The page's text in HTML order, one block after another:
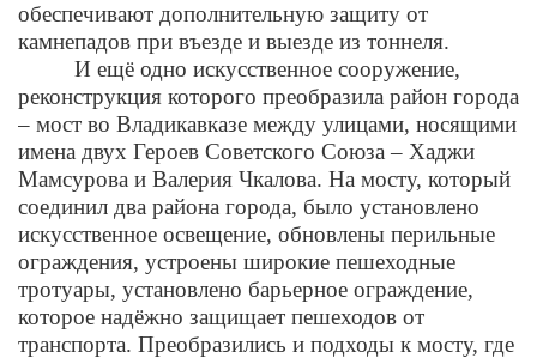
обеспечивают дополнительную защиту от
камнепадов при въезде и выезде из тоннеля.
И ещё одно искусственное сооружение,
реконструкция которого преобразила район города
– мост во Владикавказе между улицами, носящими
имена двух Героев Советского Союза – Хаджи
Мамсурова и Валерия Чкалова. На мосту, который
соединил два района города, было установлено
искусственное освещение, обновлены перильные
ограждения, устроены широкие пешеходные
тротуары, установлено барьерное ограждение,
которое надёжно защищает пешеходов от
транспорта. Преобразились и подходы к мосту, где